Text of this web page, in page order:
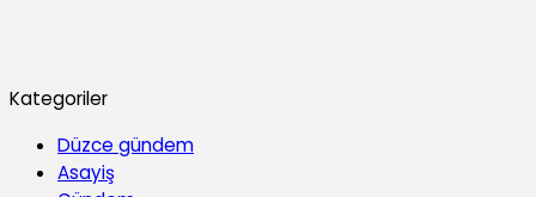
Kategoriler
Düzce gündem
Asayiş